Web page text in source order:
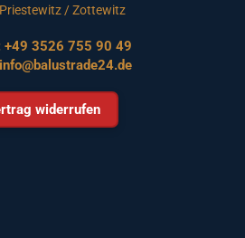
/ Zottewitz
+49 3526 755 90 49
info@balustrade24.de
widerrufen